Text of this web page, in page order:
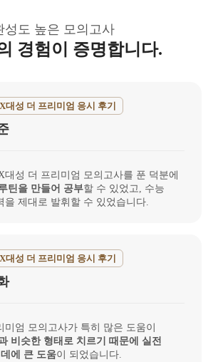
성도 높은 모의고사
경험이 증명합니다.
대성 더 프리미엄 응시 후기
대성 더 프리미엄 모의고사를 푼 덕분에
틴을 만들어 공부할 수 있었고, 수능
을 제대로 발휘할 수 있었습니다.
대성 더 프리미엄 응시 후기
엄 모의고사가 특히 많은 도움이
비슷한 형태로 치르기 때문에 실전
에 큰 도움이 되었습니다.